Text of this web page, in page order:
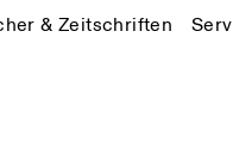
& Zeitschriften